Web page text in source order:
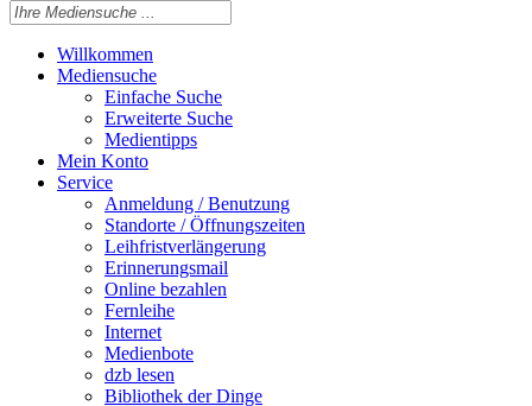
Willkommen
Mediensuche
Einfache Suche
Erweiterte Suche
Medientipps
Mein Konto
Service
Anmeldung / Benutzung
Standorte / Öffnungszeiten
Leihfristverlängerung
Erinnerungsmail
Online bezahlen
Fernleihe
Internet
Medienbote
dzb lesen
Bibliothek der Dinge